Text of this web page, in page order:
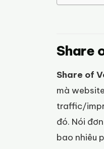
Share
Share of
mà
traffic/
đó. Nói
bao nhiêu